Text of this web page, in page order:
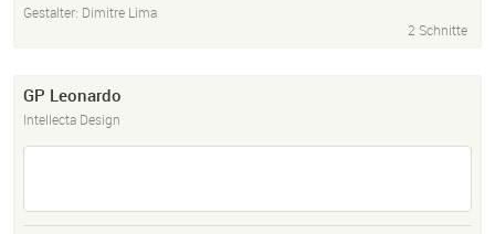
Gestalter: Dimitre Lima
2 Schnitte
GP Leonardo
Intellecta Design